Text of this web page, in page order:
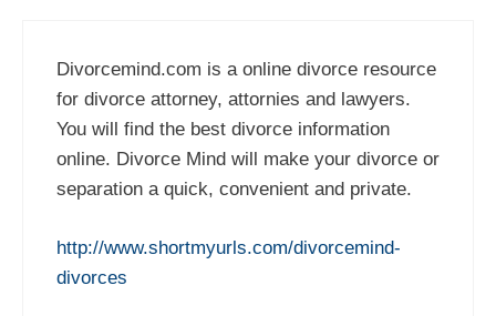
Divorcemind.com is a online divorce resource
for divorce attorney, attornies and lawyers.
You will find the best divorce information
online. Divorce Mind will make your divorce or
separation a quick, convenient and private.
http://www.shortmyurls.com/divorcemind-
divorces